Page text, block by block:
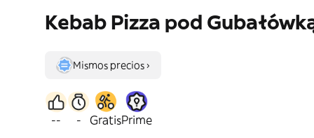
Kebab Pizza pod
Mismos precios ›
-- - GratisPrime